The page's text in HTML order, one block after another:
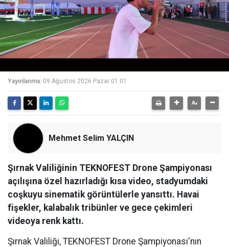
Yayınlanma: 09 Ağustos 2026 Pazar 01:01
Mehmet Selim YALÇIN
Şırnak Valiliğinin TEKNOFEST Drone Şampiyonası
açılışına özel hazırladığı kısa video, stadyumdaki
coşkuyu sinematik görüntülerle yansıttı. Havai
fişekler, kalabalık tribünler ve gece çekimleri
videoya renk kattı.
Şırnak Valiliği, TEKNOFEST Drone Şampiyonası'nın